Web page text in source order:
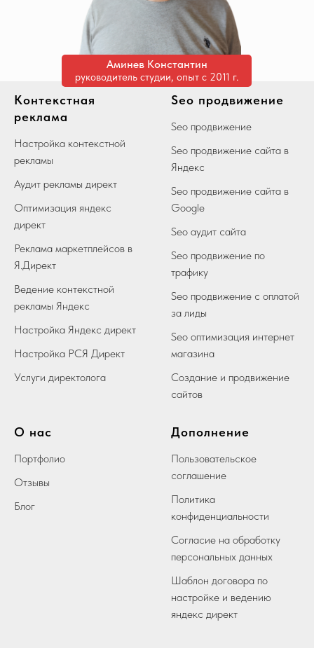
Аминев Константин
руководитель студии, опыт с 2011 г.
Контекстная
реклама
Настройка контекстной
рекламы
Аудит рекламы директ
Оптимизация яндекс
директ
Реклама маркетплейсов в
Я.Директ
Ведение контекстной
рекламы Яндекс
Настройка Яндекс директ
Настройка РСЯ Директ
Услуги директолога
Seo продвижение
Seo продвижение
Seo продвижение сайта в
Яндекс
Seo продвижение сайта в
Google
Seo аудит сайта
Seo продвижение по
трафику
Seo продвижение с оплатой
за лиды
Seo оптимизация интернет
магазина
Создание и продвижение
сайтов
О нас
Портфолио
Отзывы
Блог
Дополнение
Пользовательское
соглашение
Политика
конфиденциальности
Согласие на обработку
персональных данных
Шаблон договора по
настройке и ведению
яндекс директ